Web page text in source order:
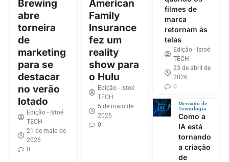
Brewing
abre
torneira
de
marketing
para se
destacar
no verão
lotado
Edição - Istoé
TECH
21 de maio de
2026
0
American
Family
Insurance
fez um
reality
show para
o Hulu
Edição - Istoé
TECH
5 de maio de
2026
0
filmes de
marca
retornam às
telas
Edição - Istoé
TECH
23 de abril de
2026
0
Mercado de
Tecnologia
Como a
IA está
tornando
a criação
de